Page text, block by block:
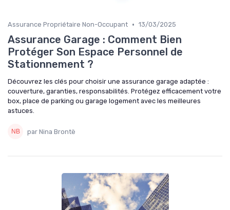
Assurance Propriétaire Non-Occupant • 13/03/2025
Assurance Garage : Comment Bien
Protéger Son Espace Personnel de
Stationnement ?
Découvrez les clés pour choisir une assurance garage adaptée :
couverture, garanties, responsabilités. Protégez efficacement votre
box, place de parking ou garage logement avec les meilleures
astuces.
par Nina Brontë